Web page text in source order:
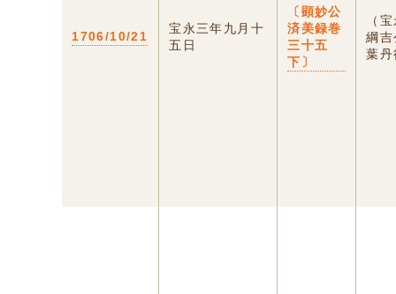
1706/10/21
宝永三年九月十
五日
〔顕妙公
済美録巻
三十五
下〕
（
綱
葉